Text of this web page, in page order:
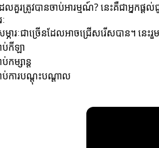
លគួរត្រូវបានចាប់អារម្មណ៍? នេះគឺជាអ្នក
ភារៈជាច្រើនដែលអាចជ្រើសរើសបាន។ នេះរួ
ប់កីឡា
កម្សាន្ត
ប់ការបណ្តុះបណ្តាល